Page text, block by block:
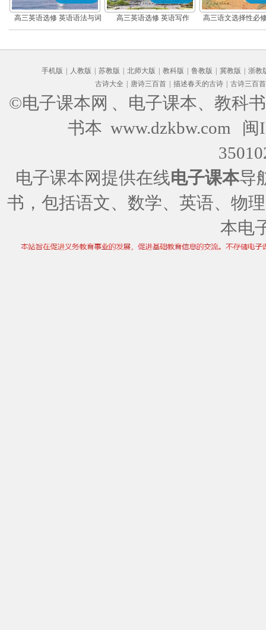
高三英语选修 英语语法与词
汇
高三英语选修 英语写作
高三语文选择性必
编版)
手机版 人教版 苏教版 北师大版 教科版 鲁教版 冀教版
浙教
古诗大全
唐诗三百首 描述春天的古诗 古诗三百首
©电子课本网 、电子课本、教科
书本 www.dzkbw.com
闽
电子课本网提供在线电子课本导
书，包括语文、数学、英语、物
本电